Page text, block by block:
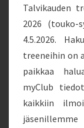
Talvikauden
2026 (touko-
4.5.2026.
treeneihin on
paikkaa
myClub
kaikkiin